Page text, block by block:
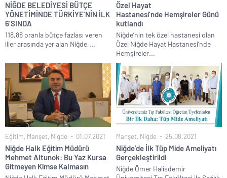
NİĞDE BELEDİYESİ BÜTÇE
YÖNETİMİNDE TÜRKİYE’NİN İLK
6’SINDA
118,88 oranla bütçe fazlası veren
iller arasında yer alan Niğde,...
Özel Hayat
Hastanesi’nde Hemşireler Günü
kutlandı
Niğde’nin tek özel hastanesi olan
Özel Niğde Hayat Hastanesi’nde
Hemşireler...
Eğitim, Manşet, Niğde 01.07.2021
Niğde Halk Eğitim Müdürü
Mehmet Altunok: Bu Yaz Kursa
Gitmeyen Kimse Kalmasın
Manşet, Niğde 25.08.2021
Niğde’de İlk Tüp Mide Ameliyatı
Gerçekleştirildi
Niğde Ömer Halisdemir